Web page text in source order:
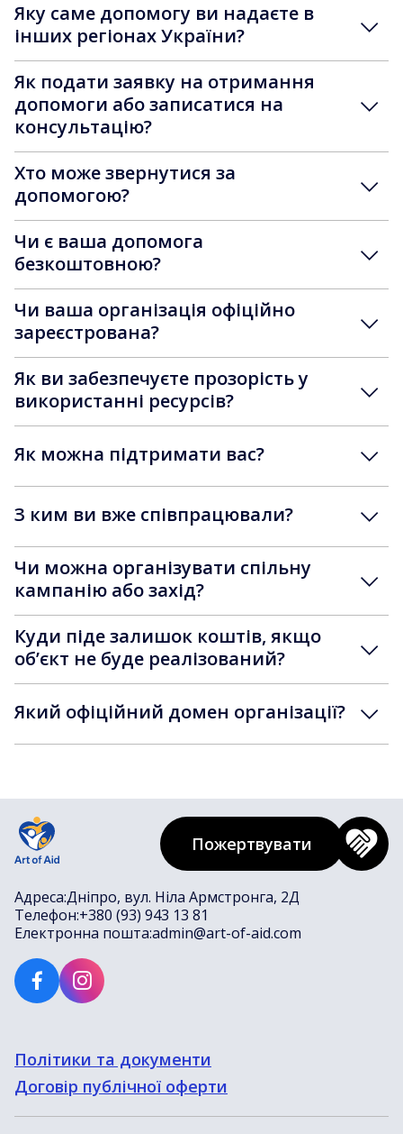
Яку саме допомогу ви надаєте в
інших регіонах України?
Як подати заявку на отримання
допомоги або записатися на
консультацію?
Хто може звернутися за
допомогою?
Чи є ваша допомога
безкоштовною?
Чи ваша організація офіційно
зареєстрована?
Як ви забезпечуєте прозорість у
використанні ресурсів?
Як можна підтримати вас?
З ким ви вже співпрацювали?
Чи можна організувати спільну
кампанію або захід?
Куди піде залишок коштів, якщо
обʼєкт не буде реалізований?
Який офіційний домен організації?
Адреса:Дніпро, вул. Ніла Армстронга, 2Д
Телефон:+380 (93) 943 13 81
Електронна пошта:admin@art-of-aid.com
Пожертвувати
Політики та документи
Договір публічної оферти